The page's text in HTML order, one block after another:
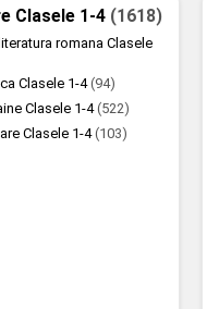
Clasele 1-4 (1618)
romana Clasele
Clasele 1-4(94)
Clasele 1-4(522)
Clasele 1-4(103)